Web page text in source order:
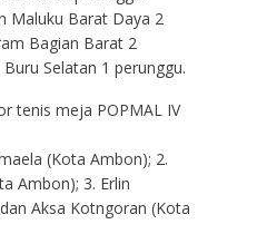
Maluku Barat Daya 2
Bagian Barat 2
Selatan 1 perunggu.
tenis meja POPMAL IV
(Kota Ambon); 2.
Ambon); 3. Erlin
Aksa Kotngoran (Kota